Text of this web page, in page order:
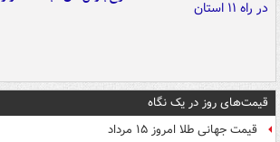
قیمت‌های روز در یک نگاه
قیمت جهانی طلا امروز ۱۵ مرداد